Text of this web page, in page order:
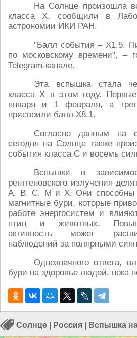
На Солнце произошла
класса Х, сообщили в
астрономии ИКИ РАН.
"Балл события – X1.5.
по московскому времени", –
Telegram-канале.
Эта вспышка стала
класса Х в этом году.
января и 1 февраля, а
присвоили балл Х8.1.
Согласно данным на
сегодня на Солнце также
события класса С и восемь
Вспышки в
рентгеновского излучения
A, B, C, M и X. Они способны
магнитные бури, которые
работе энергосистем и
птиц и животных.
активность может
наблюдений за полярными
Однозначного ответа,
бури на здоровье людей, пока
Солнце Россия Вспышка